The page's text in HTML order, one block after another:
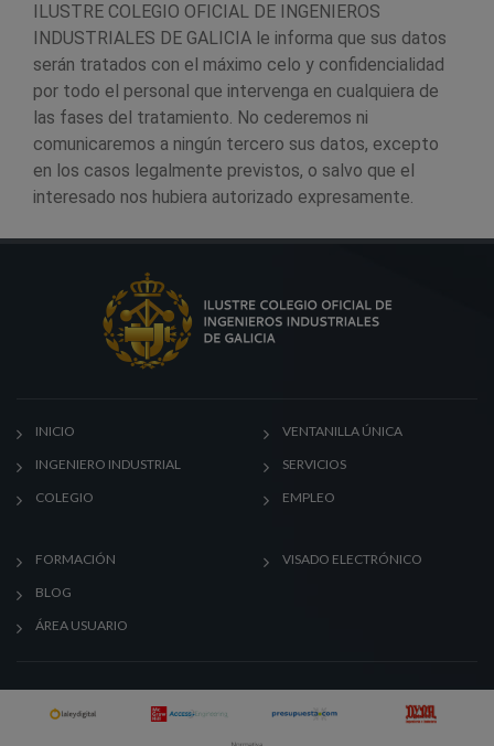
ILUSTRE COLEGIO OFICIAL DE INGENIEROS
INDUSTRIALES DE GALICIA le informa que sus datos
serán tratados con el máximo celo y confidencialidad
por todo el personal que intervenga en cualquiera de
las fases del tratamiento. No cederemos ni
comunicaremos a ningún tercero sus datos, excepto
en los casos legalmente previstos, o salvo que el
interesado nos hubiera autorizado expresamente.
INICIO
INGENIERO INDUSTRIAL
COLEGIO
VENTANILLA ÚNICA
SERVICIOS
EMPLEO
FORMACIÓN
BLOG
ÁREA USUARIO
VISADO ELECTRÓNICO